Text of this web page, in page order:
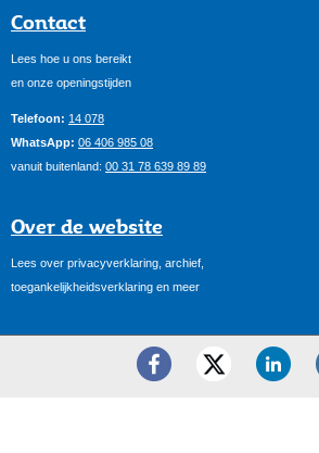
Contact
Lees hoe u ons bereikt
en onze openingstijden
Telefoon: 14 078
WhatsApp: 06 406 985 08
vanuit buitenland: 00 31 78 639 89 89
Over de website
Lees over privacyverklaring, archief,
toegankelijkheidsverklaring en meer